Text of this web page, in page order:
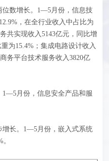
数增长。1—5月份，信息技
，在全行业收入中占比为
共实现收入5143亿元，同比增
为15.4%；集成电路设计收入
务平台技术服务收入3820亿
月份，信息安全产品和服
长。1—5月份，嵌入式系统